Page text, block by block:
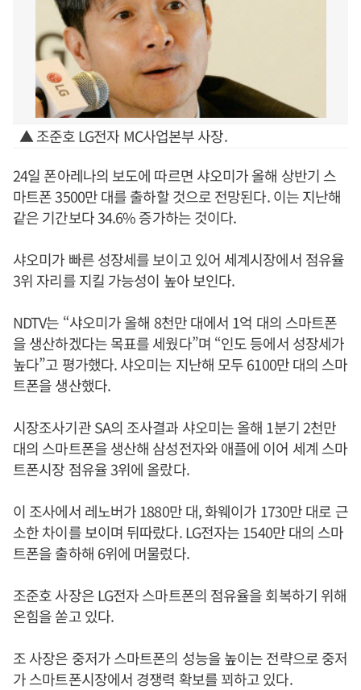
▲ 조준호 LG전자 MC사업본부 사장.
24일 폰아레나의 보도에 따르면 샤오미가 올해 상반기 스
마트폰 3500만 대를 출하할 것으로 전망된다. 이는 지난해
같은 기간보다 34.6% 증가하는 것이다.
샤오미가 빠른 성장세를 보이고 있어 세계시장에서 점유율
3위 자리를 지킬 가능성이 높아 보인다.
NDTV는 “샤오미가 올해 8천만 대에서 1억 대의 스마트폰
을 생산하겠다는 목표를 세웠다”며 “인도 등에서 성장세가
높다”고 평가했다. 샤오미는 지난해 모두 6100만 대의 스마
트폰을 생산했다.
시장조사기관 SA의 조사결과 샤오미는 올해 1분기 2천만
대의 스마트폰을 생산해 삼성전자와 애플에 이어 세계 스마
트폰시장 점유율 3위에 올랐다.
이 조사에서 레노버가 1880만 대, 화웨이가 1730만 대로 근
소한 차이를 보이며 뒤따랐다. LG전자는 1540만 대의 스마
트폰을 출하해 6위에 머물렀다.
조준호 사장은 LG전자 스마트폰의 점유율을 회복하기 위해
온힘을 쏟고 있다.
조 사장은 중저가 스마트폰의 성능을 높이는 전략으로 중저
가 스마트폰시장에서 경쟁력 확보를 꾀하고 있다.